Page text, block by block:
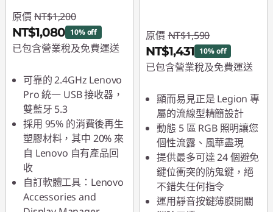
原價 NT$1,200
NT$1,080 10% off
已包含營業稅及免費運送
可靠的 2.4GHz Lenovo
Pro 統一 USB 接收器，
雙藍牙 5.3
採用 95% 的消費後再生
塑膠材料，其中 20% 來
自 Lenovo 自有產品回
收
自訂軟體工具：Lenovo
Accessories and
原價 NT$1,590
NT$1,431 10% off
已包含營業稅及免費運送
顯而易見正是 Legion 專
屬的流線型精簡設計
動態 5 區 RGB 照明讓您
個性流露、風華盡現
提供最多可達 24 個避免
鍵位衝突的防鬼鍵，絕
不錯失任何指令
運用靜音按鍵薄膜開關